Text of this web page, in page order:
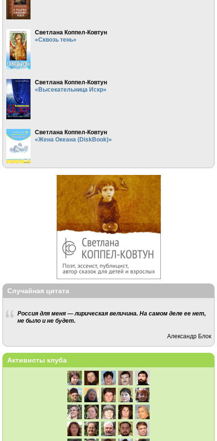
Светлана Коппел-Ковтун
«Сквозь тень»
Светлана Коппел-Ковтун
«Высекательница Искр»
Светлана Коппел-Ковтун
«Жена Океана (DiskBook)»
Случайная цитата
Россия для меня — лирическая величина. На самом деле ее нет,
не было и не будет.
Александр Блок
Активисты клуба